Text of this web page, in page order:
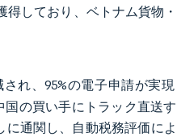
しており、ベトナム貨物
れ、95%の電子申請が実
の買い手にトラック直送
通関し、自動税務評価に